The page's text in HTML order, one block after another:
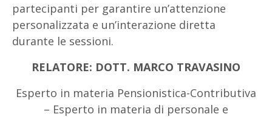
partecipanti per garantire un’attenzione
personalizzata e un’interazione diretta
durante le sessioni.
RELATORE: DOTT. MARCO TRAVASINO
Esperto in materia Pensionistica-Contributiva
– Esperto in materia di personale e